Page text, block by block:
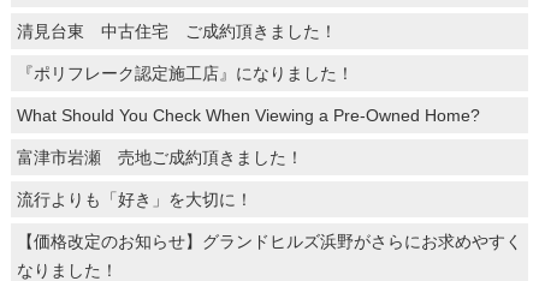
清見台東 中古住宅 ご成約頂きました！
『ポリフレーク認定施工店』になりました！
What Should You Check When Viewing a Pre-Owned Home?
富津市岩瀬 売地ご成約頂きました！
流行よりも「好き」を大切に！
【価格改定のお知らせ】グランドヒルズ浜野がさらにお求めやすく
なりました！